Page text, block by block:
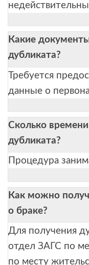
Какие
дубликата?
Требуется
данные о
Сколько
дубликата?
Процедура
Как можно
о браке?
Для получения
отдел ЗАГС по
по месту